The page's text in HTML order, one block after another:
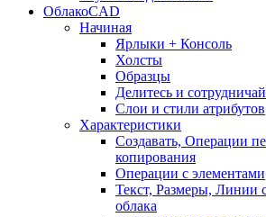
ОблакоCAD
Начиная
Ярлыки + Консоль
Холсты
Образцы
Делитесь и
Слои и стили атрибутов
Характеристики
Создавать, Операции
копирования
Операции с элементами
Текст, Размеры, Линии
облака